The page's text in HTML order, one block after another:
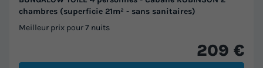
chambres (superficie 21m² - sans sanitaires)
Meilleur prix pour 7 nuits
209 €